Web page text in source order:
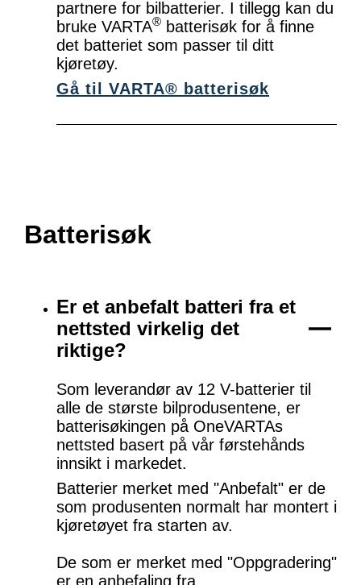
partnere for bilbatterier. I tillegg kan du
bruke VARTA® batterisøk for å finne
det batteriet som passer til ditt
kjøretøy.
Gå til VARTA® batterisøk
Batterisøk
Er et anbefalt batteri fra et
nettsted virkelig det
riktige?
Som leverandør av 12 V-batterier til
alle de største bilprodusentene, er
batterisøkingen på OneVARTAs
nettsted basert på vår førstehånds
innsikt i markedet.
Batterier merket med "Anbefalt" er de
som produsenten normalt har montert i
kjøretøyet fra starten av.
De som er merket med "Oppgradering"
er en anbefaling fra